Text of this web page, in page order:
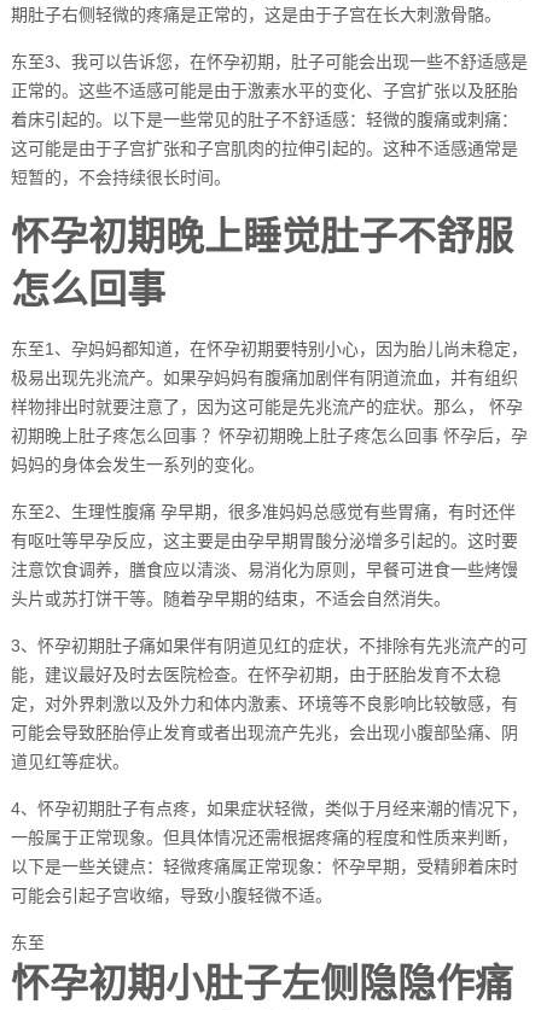
期肚子右侧轻微的疼痛是正常的，这是由于子宫在长大刺激骨骼。
东至3、我可以告诉您，在怀孕初期，肚子可能会出现一些不舒适感是
正常的。这些不适感可能是由于激素水平的变化、子宫扩张以及胚胎
着床引起的。以下是一些常见的肚子不舒适感：轻微的腹痛或刺痛：
这可能是由于子宫扩张和子宫肌肉的拉伸引起的。这种不适感通常是
短暂的，不会持续很长时间。
怀孕初期晚上睡觉肚子不舒服
怎么回事
东至1、孕妈妈都知道，在怀孕初期要特别小心，因为胎儿尚未稳定，
极易出现先兆流产。如果孕妈妈有腹痛加剧伴有阴道流血，并有组织
样物排出时就要注意了，因为这可能是先兆流产的症状。那么， 怀孕
初期晚上肚子疼怎么回事 ？怀孕初期晚上肚子疼怎么回事 怀孕后，孕
妈妈的身体会发生一系列的变化。
东至2、生理性腹痛 孕早期，很多准妈妈总感觉有些胃痛，有时还伴
有呕吐等早孕反应，这主要是由孕早期胃酸分泌增多引起的。这时要
注意饮食调养，膳食应以清淡、易消化为原则，早餐可进食一些烤馒
头片或苏打饼干等。随着孕早期的结束，不适会自然消失。
3、怀孕初期肚子痛如果伴有阴道见红的症状，不排除有先兆流产的可
能，建议最好及时去医院检查。在怀孕初期，由于胚胎发育不太稳
定，对外界刺激以及外力和体内激素、环境等不良影响比较敏感，有
可能会导致胚胎停止发育或者出现流产先兆，会出现小腹部坠痛、阴
道见红等症状。
4、怀孕初期肚子有点疼，如果症状轻微，类似于月经来潮的情况下，
一般属于正常现象。但具体情况还需根据疼痛的程度和性质来判断，
以下是一些关键点：轻微疼痛属正常现象：怀孕早期，受精卵着床时
可能会引起子宫收缩，导致小腹轻微不适。
东至
怀孕初期小肚子左侧隐隐作痛